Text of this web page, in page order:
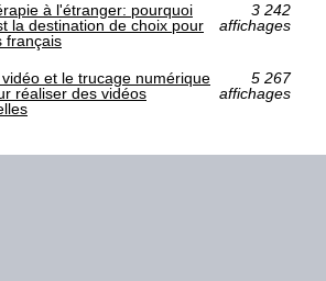
à l'étranger: pourquoi
la destination de choix pour
français
3 242
affichages
et le trucage numérique
réaliser des vidéos
5 267
affichages